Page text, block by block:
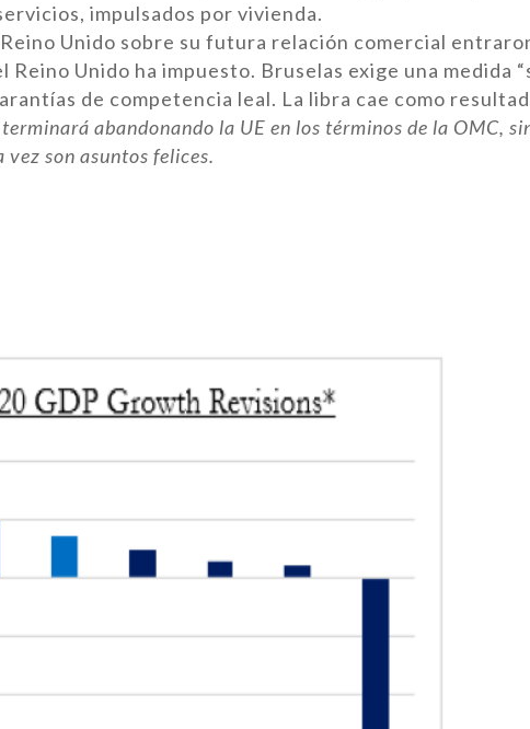
impulsados ​​por vivienda.
Unido sobre su futura relación comercial
Unido ha impuesto. Bruselas exige una medida
de competencia leal. La libra cae como
abandonando la UE en los términos de la OMC,
son asuntos felices.